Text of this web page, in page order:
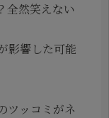
全然笑えない
影響した可能
ツッコミがネ